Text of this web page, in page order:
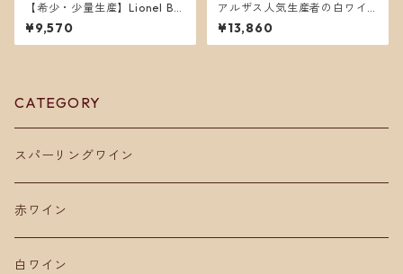
【希少・少量生産】Lionel Bo
utié 2024 ビオディナミ自然
派ワイン飲み比べ3本セット
¥9,570
アルザス人気生産者の白ワイ
ン3本セット。
¥13,860
CATEGORY
スパーリングワイン
赤ワイン
白ワイン